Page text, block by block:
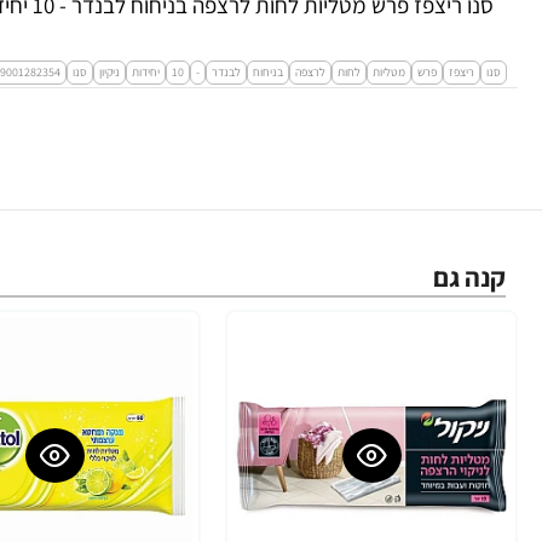
סנו ריצפז פרש מטליות לחות לרצפה בניחוח לבנדר -
10 יחידות ניקיון סנו
קנה גם